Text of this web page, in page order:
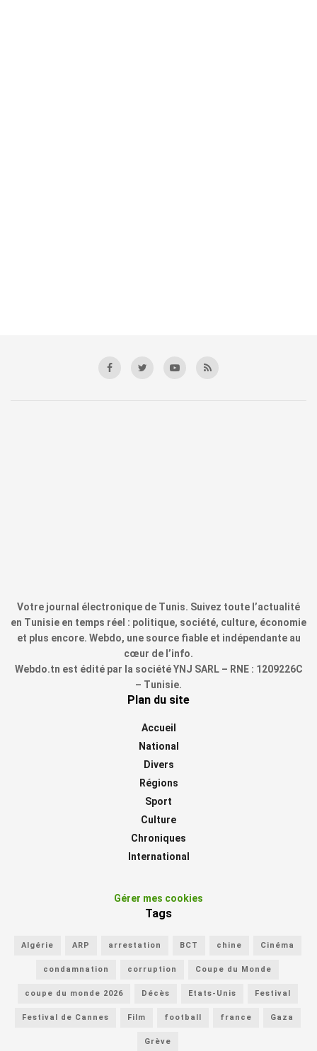
Votre journal électronique de Tunis. Suivez toute l’actualité
en Tunisie en temps réel : politique, société, culture, économie
et plus encore. Webdo, une source fiable et indépendante au
cœur de l’info.
Webdo.tn est édité par la société YNJ SARL – RNE : 1209226C
– Tunisie.
Plan du site
Accueil
National
Divers
Régions
Sport
Culture
Chroniques
International
Gérer mes cookies
Tags
Algérie ARP arrestation BCT chine Cinéma
condamnation corruption Coupe du Monde
coupe du monde 2026 Décès Etats-Unis Festival
Festival de Cannes Film football france Gaza
Grève